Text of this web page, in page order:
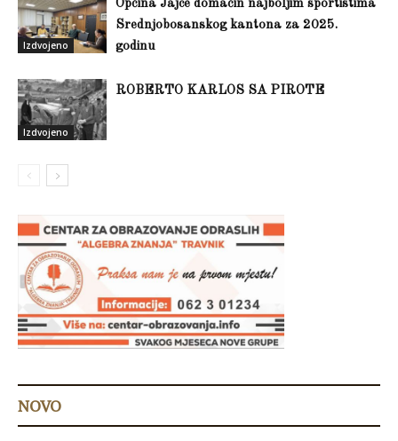
Izdvojeno
Općina Jajce domaćin najboljim sportistima
Srednjobosanskog kantona za 2025.
godinu
Izdvojeno
ROBERTO KARLOS SA PIROTE
NOVO